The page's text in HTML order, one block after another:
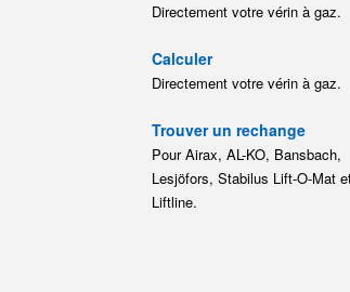
Directement votre vérin à gaz.
Calculer
Directement votre vérin à gaz.
Trouver un rechange
Pour Airax, AL-KO, Bansbach,
Lesjöfors, Stabilus Lift-O-Mat
Liftline.